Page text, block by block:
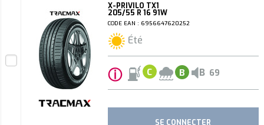
X-PRIVILO TX1
205/55 R 16 91W
CODE EAN : 6956647620252
Été
ⓘ C B B 69
SE CONNECTER